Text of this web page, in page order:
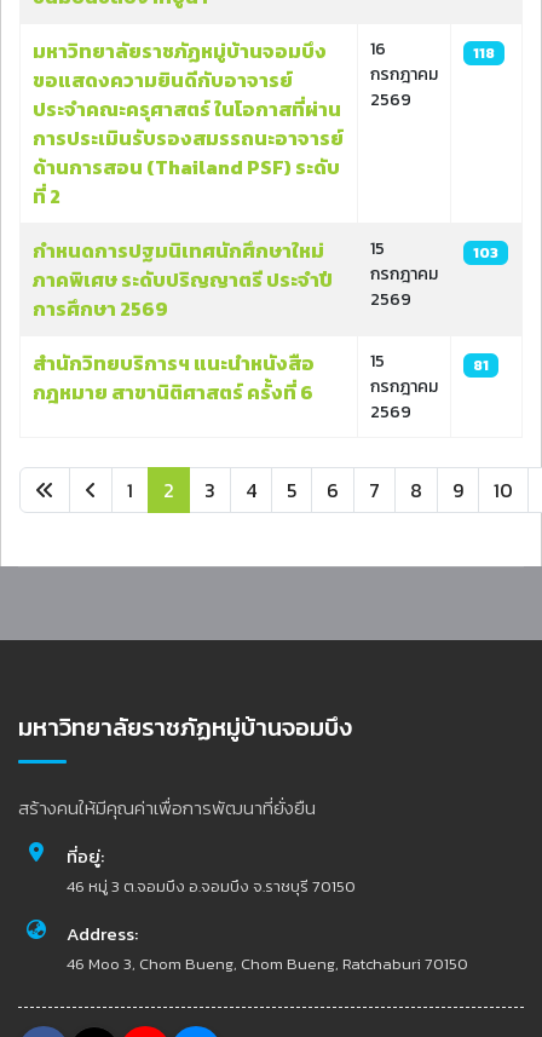
มหาวิทยาลัยราชภัฏหมู่บ้านจอมบึง
ขอแสดงความยินดีกับอาจารย์
ประจำคณะครุศาสตร์ ในโอกาสที่ผ่าน
การประเมินรับรองสมรรถนะอาจารย์
ด้านการสอน (Thailand PSF) ระดับ
ที่ 2
16
กรกฎาคม
2569
118
กำหนดการปฐมนิเทศนักศึกษาใหม่
ภาคพิเศษ ระดับปริญญาตรี ประจำปี
การศึกษา 2569
15
กรกฎาคม
2569
103
สำนักวิทยบริการฯ แนะนำหนังสือ
กฎหมาย สาขานิติศาสตร์ ครั้งที่ 6
15
กรกฎาคม
2569
81
หน้า 2 จาก 17
1 2 3 4 5 6 7 8 9 10
มหาวิทยาลัยราชภัฏหมู่บ้านจอมบึง
สร้างคนให้มีคุณค่าเพื่อการพัฒนาที่ยั่งยืน
ที่อยู่:
46 หมู่ 3 ต.จอมบึง อ.จอมบึง จ.ราชบุรี 70150
Address:
46 Moo 3, Chom Bueng, Chom Bueng, Ratchaburi 70150